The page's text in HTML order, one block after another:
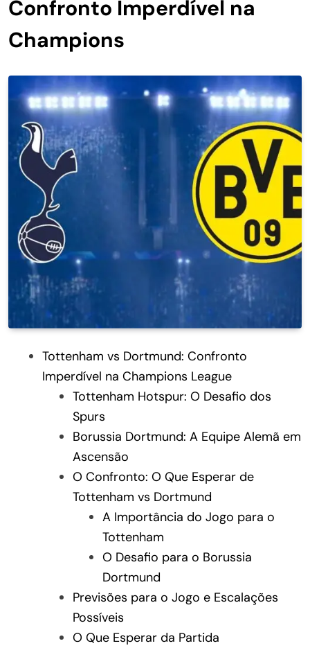
Confronto Imperdível na
Champions
Tottenham vs Dortmund: Confronto
Imperdível na Champions League
Tottenham Hotspur: O Desafio dos
Spurs
Borussia Dortmund: A Equipe Alemã em
Ascensão
O Confronto: O Que Esperar de
Tottenham vs Dortmund
A Importância do Jogo para o
Tottenham
O Desafio para o Borussia
Dortmund
Previsões para o Jogo e Escalações
Possíveis
O Que Esperar da Partida